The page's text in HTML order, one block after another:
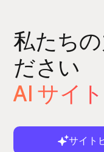
私たち
ださい
AI サイ
サイト